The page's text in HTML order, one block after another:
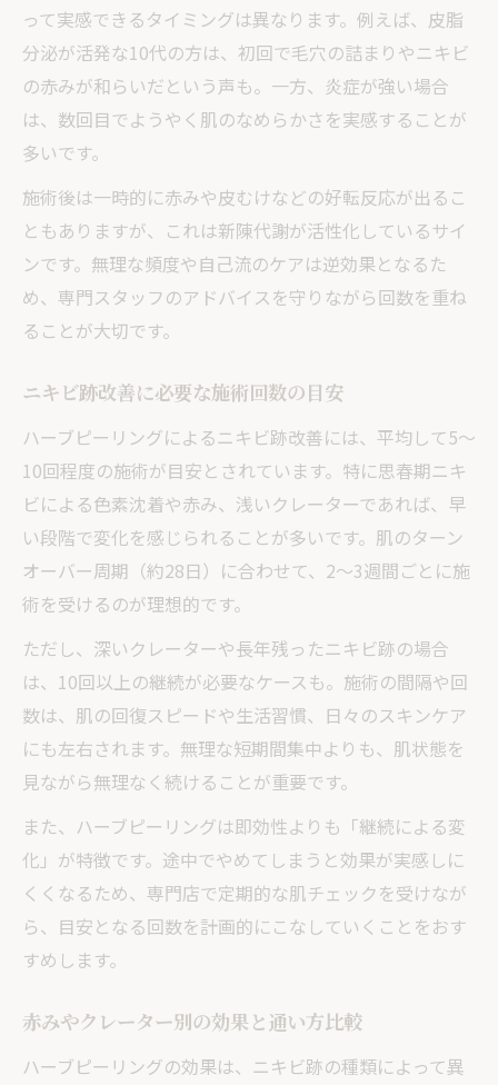
って実感できるタイミングは異なります。例えば、皮脂
分泌が活発な10代の方は、初回で毛穴の詰まりやニキビ
の赤みが和らいだという声も。一方、炎症が強い場合
は、数回目でようやく肌のなめらかさを実感することが
多いです。
施術後は一時的に赤みや皮むけなどの好転反応が出るこ
ともありますが、これは新陳代謝が活性化しているサイ
ンです。無理な頻度や自己流のケアは逆効果となるた
め、専門スタッフのアドバイスを守りながら回数を重ね
ることが大切です。
ニキビ跡改善に必要な施術回数の目安
ハーブピーリングによるニキビ跡改善には、平均して5〜
10回程度の施術が目安とされています。特に思春期ニキ
ビによる色素沈着や赤み、浅いクレーターであれば、早
い段階で変化を感じられることが多いです。肌のターン
オーバー周期（約28日）に合わせて、2〜3週間ごとに施
術を受けるのが理想的です。
ただし、深いクレーターや長年残ったニキビ跡の場合
は、10回以上の継続が必要なケースも。施術の間隔や回
数は、肌の回復スピードや生活習慣、日々のスキンケア
にも左右されます。無理な短期間集中よりも、肌状態を
見ながら無理なく続けることが重要です。
また、ハーブピーリングは即効性よりも「継続による変
化」が特徴です。途中でやめてしまうと効果が実感しに
くくなるため、専門店で定期的な肌チェックを受けなが
ら、目安となる回数を計画的にこなしていくことをおす
すめします。
赤みやクレーター別の効果と通い方比較
ハーブピーリングの効果は、ニキビ跡の種類によって異